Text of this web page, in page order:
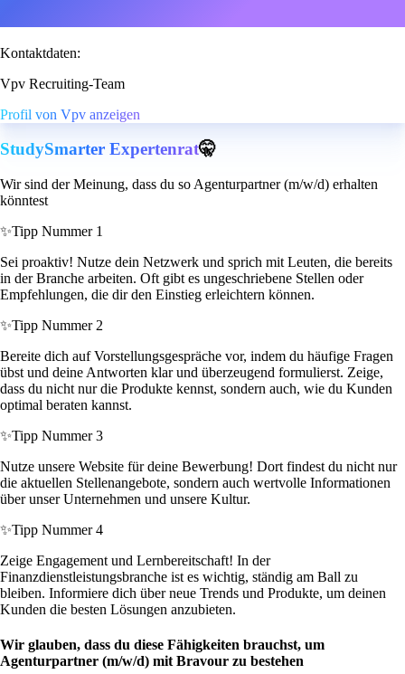
Kontaktdaten:
Vpv Recruiting-Team
Profil von Vpv anzeigen
StudySmarter Expertenrat🤫
Wir sind der Meinung, dass du so Agenturpartner (m/w/d) erhalten
könntest
✨Tipp Nummer 1
Sei proaktiv! Nutze dein Netzwerk und sprich mit Leuten, die bereits
in der Branche arbeiten. Oft gibt es ungeschriebene Stellen oder
Empfehlungen, die dir den Einstieg erleichtern können.
✨Tipp Nummer 2
Bereite dich auf Vorstellungsgespräche vor, indem du häufige Fragen
übst und deine Antworten klar und überzeugend formulierst. Zeige,
dass du nicht nur die Produkte kennst, sondern auch, wie du Kunden
optimal beraten kannst.
✨Tipp Nummer 3
Nutze unsere Website für deine Bewerbung! Dort findest du nicht nur
die aktuellen Stellenangebote, sondern auch wertvolle Informationen
über unser Unternehmen und unsere Kultur.
✨Tipp Nummer 4
Zeige Engagement und Lernbereitschaft! In der
Finanzdienstleistungsbranche ist es wichtig, ständig am Ball zu
bleiben. Informiere dich über neue Trends und Produkte, um deinen
Kunden die besten Lösungen anzubieten.
Wir glauben, dass du diese Fähigkeiten brauchst, um
Agenturpartner (m/w/d) mit Bravour zu bestehen